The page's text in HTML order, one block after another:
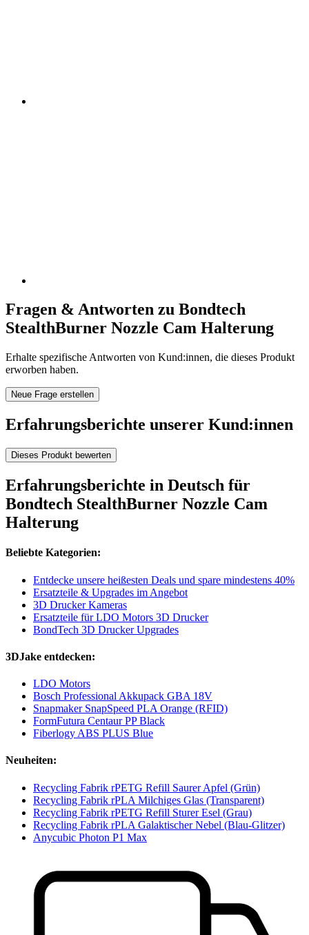
Fragen & Antworten zu Bondtech
StealthBurner Nozzle Cam Halterung
Erhalte spezifische Antworten von Kund:innen, die dieses Produkt
erworben haben.
Neue Frage erstellen
Erfahrungsberichte unserer Kund:innen
Dieses Produkt bewerten
Erfahrungsberichte in Deutsch für
Bondtech StealthBurner Nozzle Cam
Halterung
Beliebte Kategorien:
Entdecke unsere heißesten Deals und spare mindestens 40%
Ersatzteile & Upgrades im Angebot
3D Drucker Kameras
Ersatzteile für LDO Motors 3D Drucker
BondTech 3D Drucker Upgrades
3DJake entdecken:
LDO Motors
Bosch Professional Akkupack GBA 18V
Snapmaker SnapSpeed PLA Orange (RFID)
FormFutura Centaur PP Black
Fiberlogy ABS PLUS Blue
Neuheiten:
Recycling Fabrik rPETG Refill Saurer Apfel (Grün)
Recycling Fabrik rPLA Milchiges Glas (Transparent)
Recycling Fabrik rPETG Refill Sturer Esel (Grau)
Recycling Fabrik rPLA Galaktischer Nebel (Blau-Glitzer)
Anycubic Photon P1 Max